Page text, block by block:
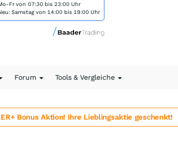
Fr von 07:30 bis 23:00 Uhr
Samstag von 14:00 bis 19:00 Uhr
Forum Tools & Vergleiche
Bonus Aktion! Ihre Lieblingsaktie geschenkt!